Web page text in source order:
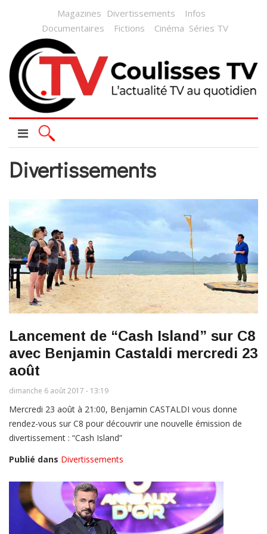
Magazines Divertissements
Infos
Documentaires
Fictions Cinéma Séries TV
Divertissements
Lancement de “Cash Island” sur C8
avec Benjamin Castaldi mercredi 23
août
dimanche 6 août 2017 - 13:19
Mercredi 23 août à 21:00, Benjamin CASTALDI vous donne
rendez-vous sur C8 pour découvrir une nouvelle émission de
divertissement : “Cash Island”
Publié dans Divertissements